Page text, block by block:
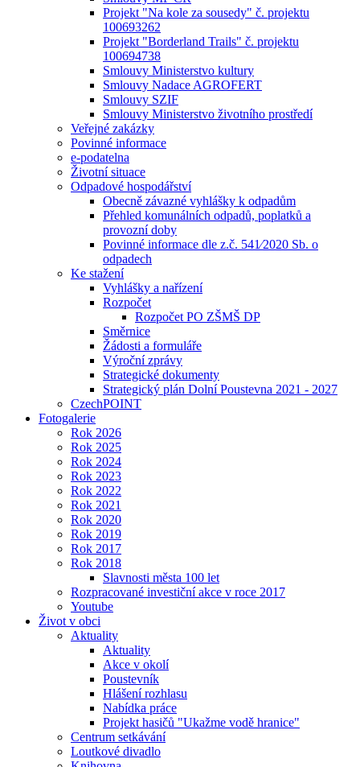
Projekt "Na kole za sousedy" č. projektu
100693262
Projekt "Borderland Trails" č. projektu
100694738
Smlouvy Ministerstvo kultury
Smlouvy Nadace AGROFERT
Smlouvy SZIF
Smlouvy Ministerstvo životního prostředí
Veřejné zakázky
Povinné informace
e-podatelna
Životní situace
Odpadové hospodářství
Obecně závazné vyhlášky k odpadům
Přehled komunálních odpadů, poplatků a
provozní doby
Povinné informace dle z.č. 541⁄2020 Sb. o
odpadech
Ke stažení
Vyhlášky a nařízení
Rozpočet
Rozpočet PO ZŠMŠ DP
Směrnice
Žádosti a formuláře
Výroční zprávy
Strategické dokumenty
Strategický plán Dolní Poustevna 2021 - 2027
CzechPOINT
Fotogalerie
Rok 2026
Rok 2025
Rok 2024
Rok 2023
Rok 2022
Rok 2021
Rok 2020
Rok 2019
Rok 2017
Rok 2018
Slavnosti města 100 let
Rozpracované investiční akce v roce 2017
Youtube
Život v obci
Aktuality
Aktuality
Akce v okolí
Poustevník
Hlášení rozhlasu
Nabídka práce
Projekt hasičů "Ukažme vodě hranice"
Centrum setkávání
Loutkové divadlo